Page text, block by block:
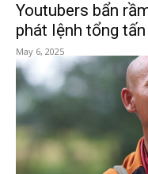
Youtubers bẩn
phát lệnh tổng
May 6, 2025